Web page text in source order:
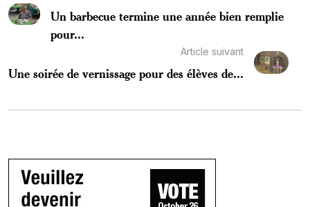
Un barbecue termine une année bien remplie
pour...
Article suivant
Une soirée de vernissage pour des élèves de...